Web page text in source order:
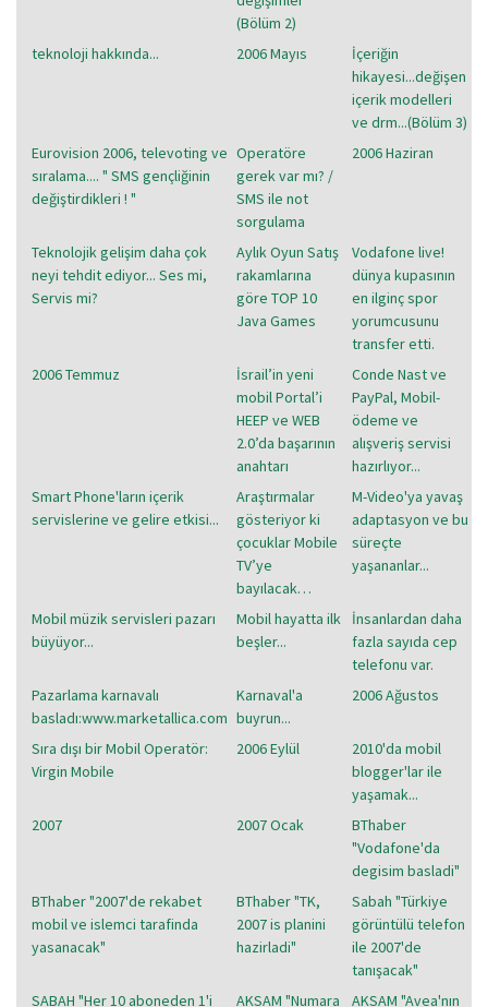
(Bölüm 2)
teknoloji hakkında... 2006 Mayıs
İçeriğin
hikayesi...değişen
içerik modelleri
ve drm...(Bölüm 3)
Eurovision 2006, televoting ve
sıralama.... " SMS gençliğinin
değiştirdikleri ! "
Operatöre
gerek var mı? /
SMS ile not
sorgulama
2006 Haziran
Teknolojik gelişim daha çok
neyi tehdit ediyor... Ses mi,
Servis mi?
Aylık Oyun Satış
rakamlarına
göre TOP 10
Java Games
Vodafone live!
dünya kupasının
en ilginç spor
yorumcusunu
transfer etti.
2006 Temmuz
İsrail’in yeni
mobil Portal’i
HEEP ve WEB
2.0’da başarının
anahtarı
Conde Nast ve
PayPal, Mobil-
ödeme ve
alışveriş servisi
hazırlıyor...
Smart Phone'ların içerik
servislerine ve gelire etkisi...
Araştırmalar
gösteriyor ki
çocuklar Mobile
TV’ye
bayılacak…
M-Video'ya yavaş
adaptasyon ve bu
süreçte
yaşananlar...
Mobil müzik servisleri pazarı
büyüyor...
Mobil hayatta ilk
beşler...
İnsanlardan daha
fazla sayıda cep
telefonu var.
Pazarlama karnavalı
basladı:www.marketallica.com
Karnaval'a
buyrun...
2006 Ağustos
Sıra dışı bir Mobil Operatör:
Virgin Mobile
2006 Eylül
2010'da mobil
blogger'lar ile
yaşamak...
2007
2007 Ocak
BThaber
"Vodafone'da
degisim basladi"
BThaber "2007'de rekabet
mobil ve islemci tarafinda
yasanacak"
BThaber "TK,
2007 is planini
hazirladi"
Sabah "Türkiye
görüntülü telefon
ile 2007'de
tanışacak"
SABAH "Her 10 aboneden 1'i
AKSAM "Numara AKSAM "Avea'nın